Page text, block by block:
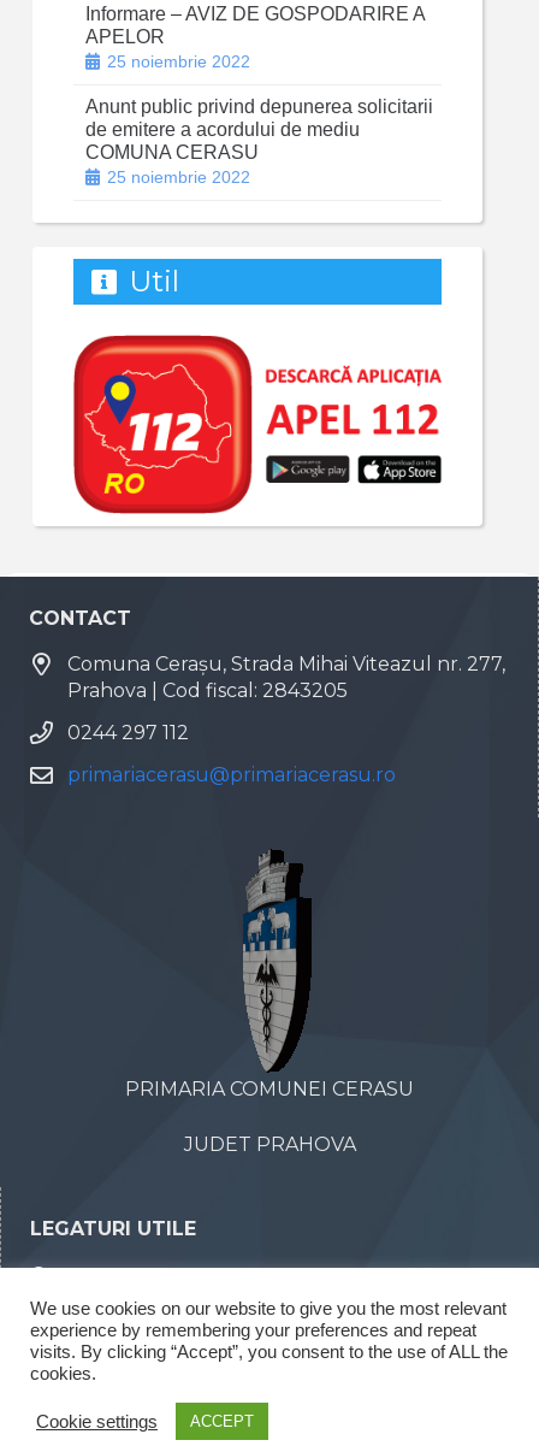
Informare – AVIZ DE GOSPODARIRE A
APELOR
25 noiembrie 2022
Anunt public privind depunerea solicitarii
de emitere a acordului de mediu
COMUNA CERASU
25 noiembrie 2022
Util
CONTACT
Comuna Cerașu, Strada Mihai Viteazul nr. 277,
Prahova | Cod fiscal: 2843205
0244 297 112
primariacerasu@primariacerasu.ro
PRIMARIA COMUNEI CERASU
JUDET PRAHOVA
LEGATURI UTILE
Declaratii de interese
Rapoarte legea 52/2003
We use cookies on our website to give you the most relevant
experience by remembering your preferences and repeat
visits. By clicking “Accept”, you consent to the use of ALL the
cookies.
Cookie settings ACCEPT